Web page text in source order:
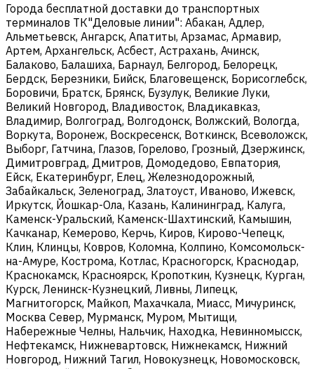
Города бесплатной доставки до транспортных
терминалов ТК"Деловые линии": Абакан, Адлер,
Альметьевск, Ангарск, Апатиты, Арзамас, Армавир,
Артем, Архангельск, Асбест, Астрахань, Ачинск,
Балаково, Балашиха, Барнаул, Белгород, Белорецк,
Бердск, Березники, Бийск, Благовещенск, Борисоглебск,
Боровичи, Братск, Брянск, Бузулук, Великие Луки,
Великий Новгород, Владивосток, Владикавказ,
Владимир, Волгоград, Волгодонск, Волжский, Вологда,
Воркута, Воронеж, Воскресенск, Воткинск, Всеволожск,
Выборг, Гатчина, Глазов, Горелово, Грозный, Дзержинск,
Димитровград, Дмитров, Домодедово, Евпатория,
Ейск, Екатеринбург, Елец, Железнодорожный,
Забайкальск, Зеленоград, Златоуст, Иваново, Ижевск,
Иркутск, Йошкар-Ола, Казань, Калининград, Калуга,
Каменск-Уральский, Каменск-Шахтинский, Камышин,
Качканар, Кемерово, Керчь, Киров, Кирово-Чепецк,
Клин, Клинцы, Ковров, Коломна, Колпино, Комсомольск-
на-Амуре, Кострома, Котлас, Красногорск, Краснодар,
Краснокамск, Красноярск, Кропоткин, Кузнецк, Курган,
Курск, Ленинск-Кузнецкий, Ливны, Липецк,
Магнитогорск, Майкоп, Махачкала, Миасс, Мичуринск,
Москва Север, Мурманск, Муром, Мытищи,
Набережные Челны, Нальчик, Находка, Невинномысск,
Нефтекамск, Нижневартовск, Нижнекамск, Нижний
Новгород, Нижний Тагил, Новокузнецк, Новомосковск,